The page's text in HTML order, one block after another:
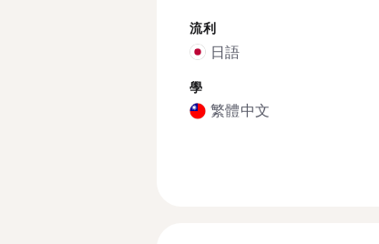
流利
日語
學
繁體中文